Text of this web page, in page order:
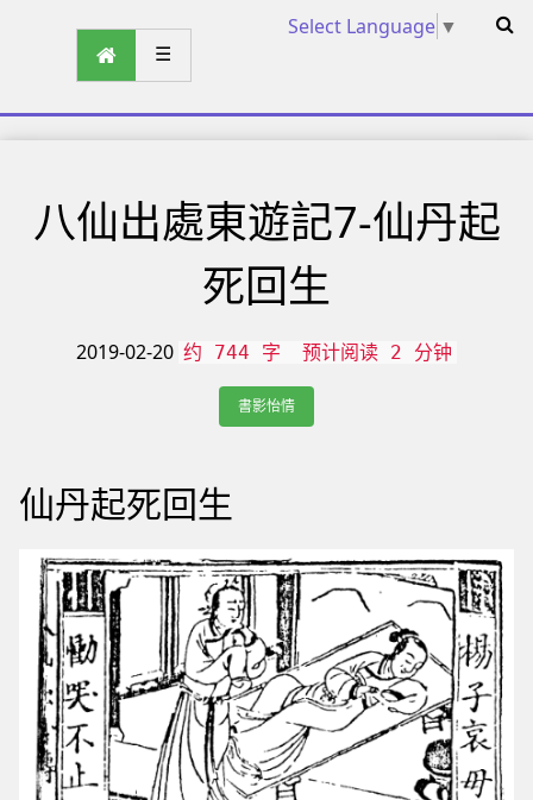
Select Language ▼
☰
八仙出處東遊記7-仙丹起
死回生
2019-02-20 约 744 字 预计阅读 2 分钟
書影怡情
仙丹起死回生